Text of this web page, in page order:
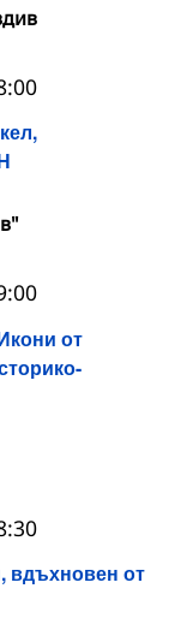
от
вдъхновен от